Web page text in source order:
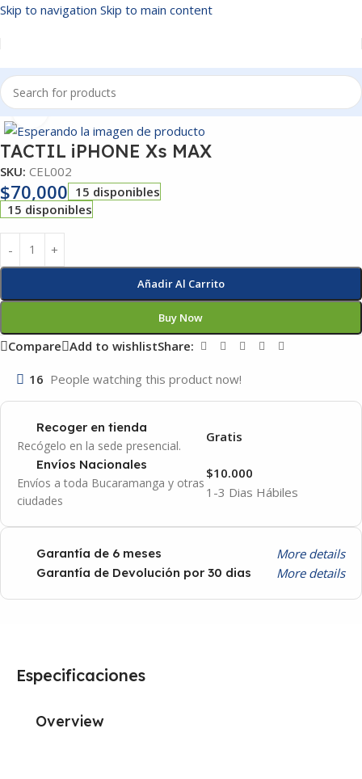
Skip to navigation Skip to main content
Inicio/TELEFONIA
Click to enlarge
TACTIL iPHONE Xs MAX
SKU: CEL002
$70,000 15 disponibles
15 disponibles
Añadir Al Carrito
Buy Now
Compare Add to wishlistShare:
16 People watching this product now!
Recoger en tienda
Recógelo en la sede presencial.
Gratis
Envíos Nacionales
Envíos a toda Bucaramanga y otras
ciudades
1-3 Dias Hábiles
$10.000
Garantía de 6 meses More details
Garantía de Devolución por 30 dias More details
Especificaciones
Overview